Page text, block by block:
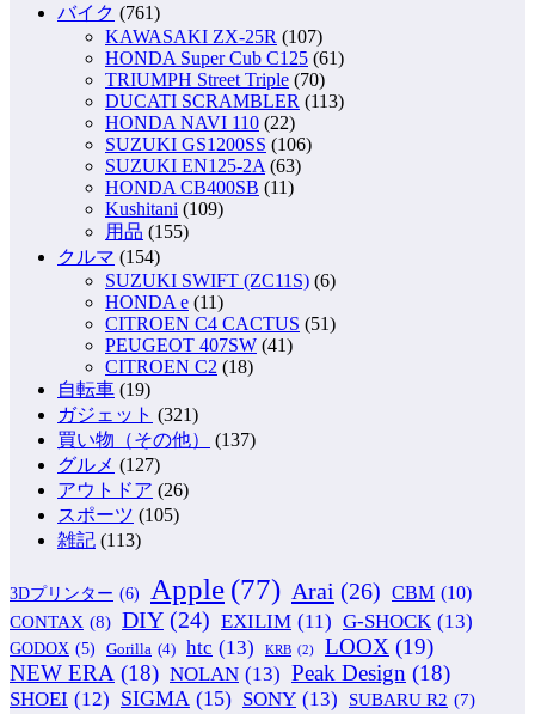
バイク (761)
KAWASAKI ZX-25R (107)
HONDA Super Cub C125 (61)
TRIUMPH Street Triple (70)
DUCATI SCRAMBLER (113)
HONDA NAVI 110 (22)
SUZUKI GS1200SS (106)
SUZUKI EN125-2A (63)
HONDA CB400SB (11)
Kushitani (109)
用品 (155)
クルマ (154)
SUZUKI SWIFT (ZC11S) (6)
HONDA e (11)
CITROEN C4 CACTUS (51)
PEUGEOT 407SW (41)
CITROEN C2 (18)
自転車 (19)
ガジェット (321)
買い物（その他）
(137)
グルメ (127)
アウトドア (26)
スポーツ (105)
雑記 (113)
3Dプリンター (6) Apple (77) Arai (26) CBM (10)
CONTAX (8) DIY (24) EXILIM (11) G-SHOCK (13)
GODOX (5) Gorilla (4) htc (13) KRB (2) LOOX (19)
NEW ERA (18) NOLAN (13) Peak Design (18)
SHOEI (12) SIGMA (15) SONY (13) SUBARU R2 (7)